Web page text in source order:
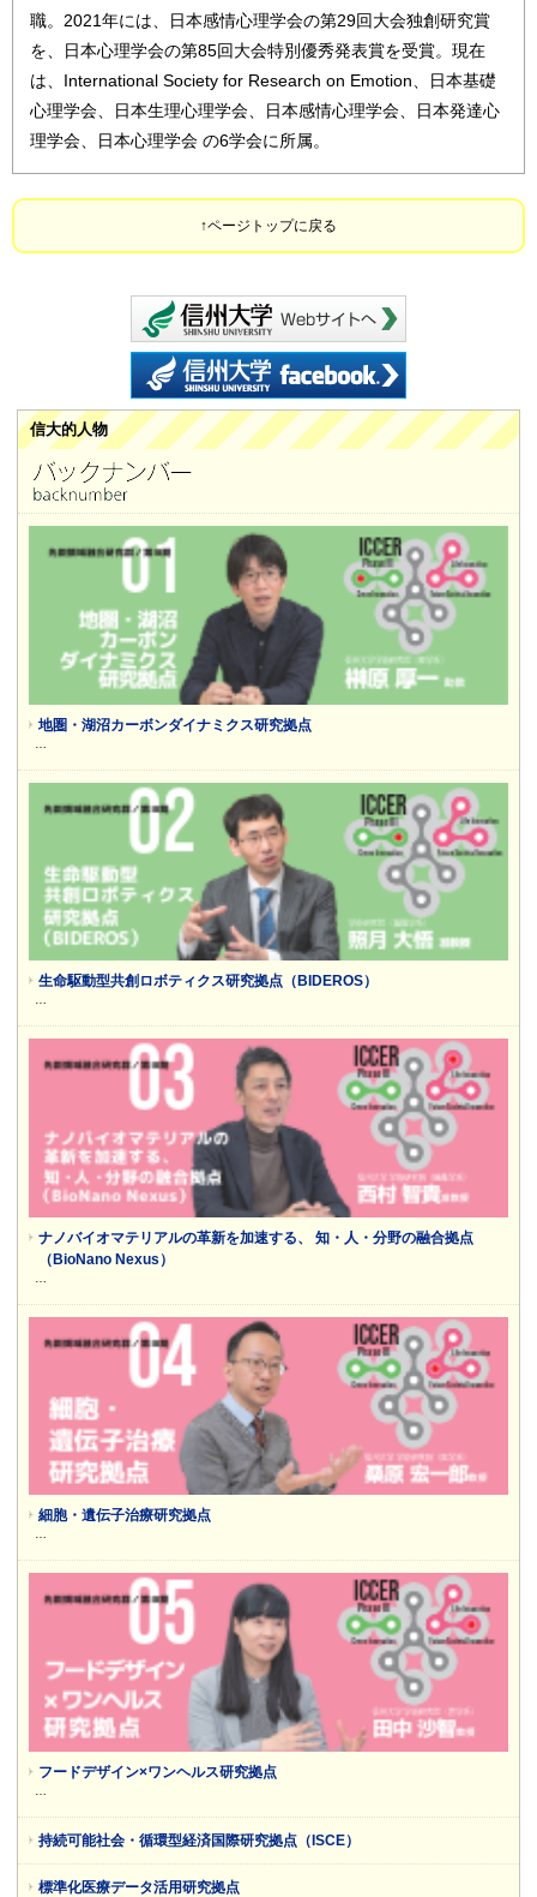
職。2021年には、日本感情心理学会の第29回大会独創研究賞
を、日本心理学会の第85回大会特別優秀発表賞を受賞。現在
は、International Society for Research on Emotion、日本基礎
心理学会、日本生理心理学会、日本感情心理学会、日本発達心
理学会、日本心理学会 の6学会に所属。
ページトップに戻る
信大的人物
地圏・湖沼カーボンダイナミクス研究拠点
生命駆動型共創ロボティクス研究拠点（BIDEROS）
ナノバイオマテリアルの革新を加速する、 知・人・分野の融合拠点
（BioNano Nexus）
細胞・遺伝子治療研究拠点
…
フードデザイン×ワンヘルス研究拠点
持続可能社会・循環型経済国際研究拠点（ISCE）
標準化医療データ活用研究拠点